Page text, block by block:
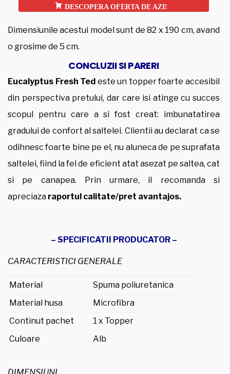
DESCOPERA OFERTA DE AZI!
Dimensiunile acestui model sunt de 82 x 190 cm, avand
o grosime de 5 cm.
CONCLUZII SI PARERI
Eucalyptus Fresh Ted este un topper foarte accesibil
din perspectiva pretului, dar care isi atinge cu succes
scopul pentru care a si fost creat: imbunatatirea
gradului de confort al saltelei. Clientii au declarat ca se
odihnesc foarte bine pe el, nu aluneca de pe suprafata
saltelei, fiind la fel de eficient atat asezat pe saltea, cat
si pe canapea. Prin urmare, il recomanda si
apreciaza raportul calitate/pret avantajos.
– SPECIFICATII PRODUCATOR –
CARACTERISTICI GENERALE
Material
Spuma poliuretanica
Material husa
Microfibra
Continut pachet
1 x Topper
Culoare
Alb